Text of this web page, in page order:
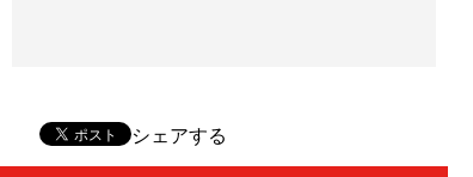
シェアする